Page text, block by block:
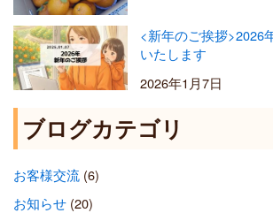
<新年のご挨拶>2026
いたします
2026年1月7日
ブログカテゴリ
お客様交流(6)
お知らせ(20)